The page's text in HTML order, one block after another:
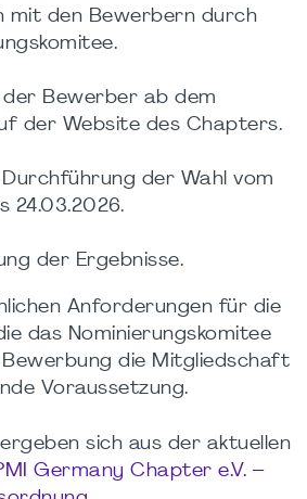
mit den Bewerbern durch
der Bewerber ab dem
der Website des Chapters.
der Wahl vom
24.03.2026.
der Ergebnisse.
Anforderungen für die
das Nominierungskomitee
die Mitgliedschaft
Voraussetzung.
sich aus der aktuellen
Germany Chapter e.V. –